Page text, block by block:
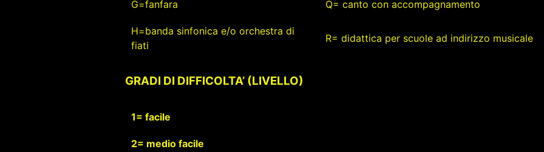
G=fanfara Q= canto con accompagnamento
H=banda sinfonica e/o orchestra di
fiati
R= didattica per scuole ad indirizzo musicale
GRADI DI DIFFICOLTA’ (LIVELLO)
1= facile
2= medio facile